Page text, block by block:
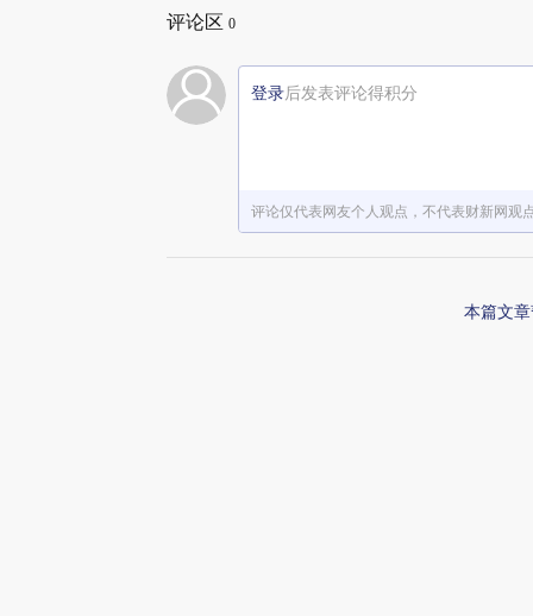
评论区 0
登录后发表评论得积分
评论仅代表网友个人观点，不代表财新网观
本篇文